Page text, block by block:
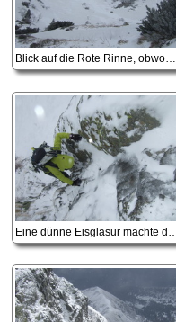
Blick auf die Rote Rinne, obwohl schon Mai, heute tiefwinterlich!